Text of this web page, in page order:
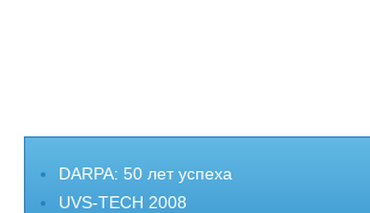
DARPA: 50 лет успеха
UVS-TECH 2008